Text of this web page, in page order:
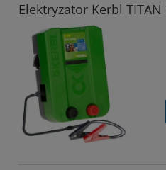
Elektryzator Kerbl